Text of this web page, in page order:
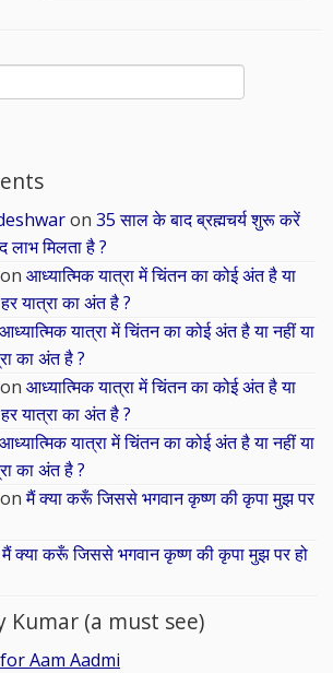
on 35 साल के बाद ब्रह्मचर्य शुरू करें
लाभ मिलता है ?
on आध्यात्मिक यात्रा में चिंतन का कोई अंत है या
यात्रा का अंत है ?
आध्यात्मिक यात्रा में चिंतन का कोई अंत है या नहीं या
का अंत है ?
on आध्यात्मिक यात्रा में चिंतन का कोई अंत है या
यात्रा का अंत है ?
आध्यात्मिक यात्रा में चिंतन का कोई अंत है या नहीं या
का अंत है ?
onमैं क्या करूँ जिससे भगवान कृष्ण की कृपा मुझ पर
मैं क्या करूँ जिससे भगवान कृष्ण की कृपा मुझ पर हो
Kumar (a must see)
Aam Aadmi